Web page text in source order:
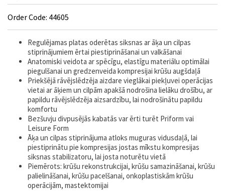
Order Code: 44605
Regulējamas platas oderētas siksnas ar āķa un cilpas
stiprinājumiem ērtai piestiprināšanai un valkāšanai
Anatomiski veidota ar spēcīgu, elastīgu materiālu optimālai
piegulšanai un gredzenveida kompresijai krūšu augšdaļā
Priekšējā rāvējslēdzēja aizdare vieglākai piekļuvei operācijas
vietai ar āķiem un cilpām apakšā nodrošina lielāku drošību, ar
papildu rāvējslēdzēja aizsardzību, lai nodrošinātu papildu
komfortu
Bezšuvju divpusējās kabatās var ērti turēt Priform vai
Leisure Form
Āķa un cilpas stiprinājuma atloks muguras vidusdaļā, lai
piestiprinātu pie kompresijas jostas mīkstu kompresijas
siksnas stabilizatoru, lai josta noturētu vietā
Piemērots: krūšu rekonstrukcijai, krūšu samazināšanai, krūšu
palielināšanai, krūšu pacelšanai, onkoplastiskām krūšu
operācijām, mastektomijai